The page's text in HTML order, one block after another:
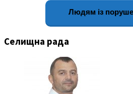
Людям із
Селищна рада